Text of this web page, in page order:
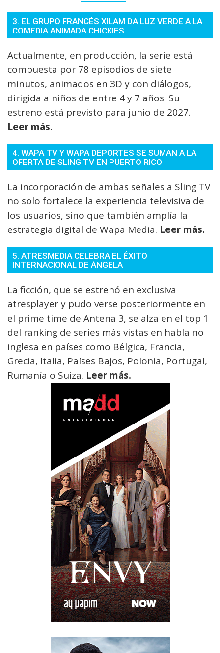
3. EL GRUPO FRANCÉS XILAM DA LUZ VERDE A LA
COMEDIA ANIMADA CHICKIES
Actualmente, en producción, la serie está
compuesta por 78 episodios de siete
minutos, animados en 3D y con diálogos,
dirigida a niños de entre 4 y 7 años. Su
estreno está previsto para junio de 2027.
Leer más.
4. WAPA TV Y WAPA DEPORTES SE SUMAN A LA
OFERTA DE SLING TV EN PUERTO RICO
La incorporación de ambas señales a Sling TV
no solo fortalece la experiencia televisiva de
los usuarios, sino que también amplía la
estrategia digital de Wapa Media. Leer más.
5. ATRESMEDIA CELEBRA EL ÉXITO
INTERNACIONAL DE ÁNGELA
La ficción, que se estrenó en exclusiva
atresplayer y pudo verse posteriormente en
el prime time de Antena 3, se alza en el top 1
del ranking de series más vistas en habla no
inglesa en países como Bélgica, Francia,
Grecia, Italia, Países Bajos, Polonia, Portugal,
Rumanía o Suiza. Leer más.